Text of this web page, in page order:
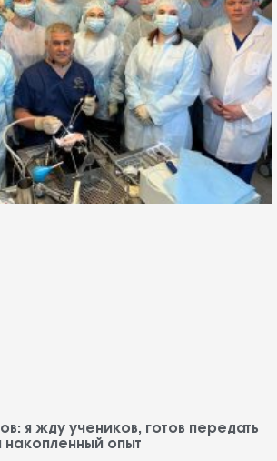
я жду учеников, готов передать
накопленный опыт